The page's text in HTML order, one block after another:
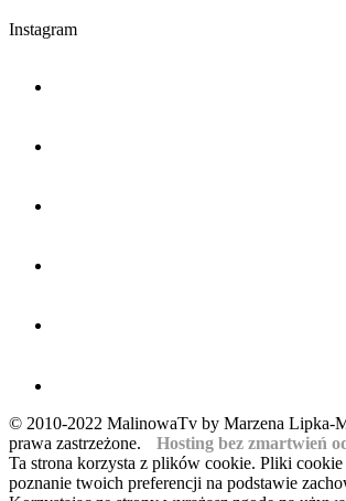
Instagram
© 2010-2022 MalinowaTv by Marzena Lipka-
prawa zastrzeżone.
Hosting bez zmartwień
Ta strona korzysta z plików cookie. Pliki cookie
poznanie twoich preferencji na podstawie